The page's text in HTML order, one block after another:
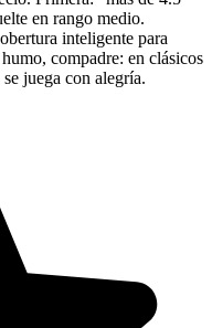
en rango medio.
inteligente para
compadre: en clásicos
juega con alegría.